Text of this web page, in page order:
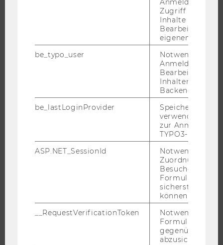
EVENTS ARCHIV
Anmeldung und
Zugriff auf
Inhalte oder zur
Bearbeitung des
eigenen Profils.
be_typo_user
Notwendig für
Anmeldung und
Bearbeitung von
Inhalten im
Backend.
be_lastLoginProvider
Speichert die
verwendete
zur Anmeldung
TYPO3-Backend.
ASP.NET_SessionId
Notwendig, um
Zuordnung von
Besucher zu
sicherstellen zu
können.
__RequestVerificationToken
Notwendig, um
gegenüber
abzusichern.